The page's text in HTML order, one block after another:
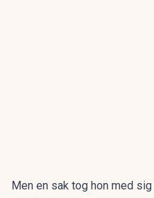
Men en sak tog hon med